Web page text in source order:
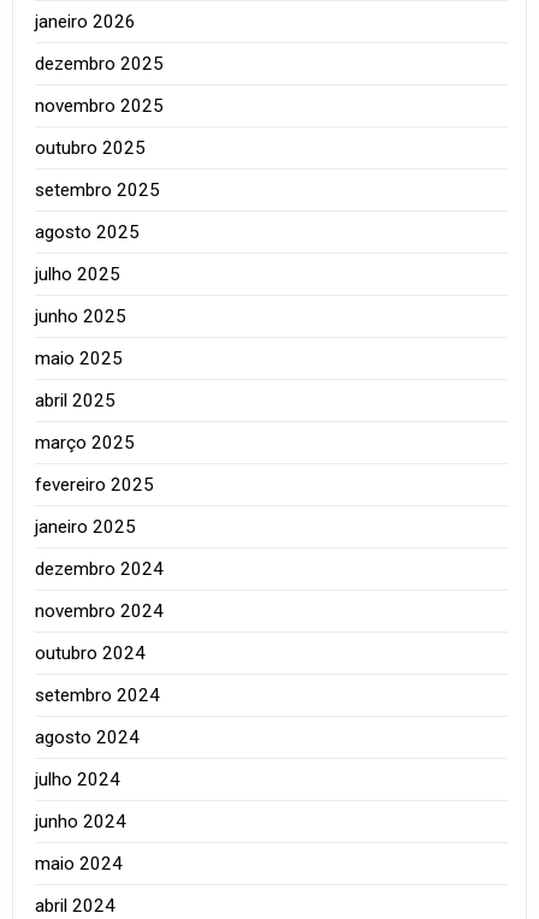
janeiro 2026
dezembro 2025
novembro 2025
outubro 2025
setembro 2025
agosto 2025
julho 2025
junho 2025
maio 2025
abril 2025
março 2025
fevereiro 2025
janeiro 2025
dezembro 2024
novembro 2024
outubro 2024
setembro 2024
agosto 2024
julho 2024
junho 2024
maio 2024
abril 2024